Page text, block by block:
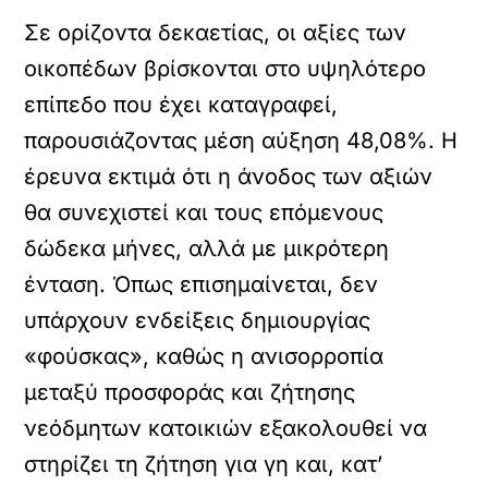
Σε ορίζοντα δεκαετίας, οι αξίες των
οικοπέδων βρίσκονται στο υψηλότερο
επίπεδο που έχει καταγραφεί,
παρουσιάζοντας μέση αύξηση 48,08%. Η
έρευνα εκτιμά ότι η άνοδος των αξιών
θα συνεχιστεί και τους επόμενους
δώδεκα μήνες, αλλά με μικρότερη
ένταση. Όπως επισημαίνεται, δεν
υπάρχουν ενδείξεις δημιουργίας
«φούσκας», καθώς η ανισορροπία
μεταξύ προσφοράς και ζήτησης
νεόδμητων κατοικιών εξακολουθεί να
στηρίζει τη ζήτηση για γη και, κατ’